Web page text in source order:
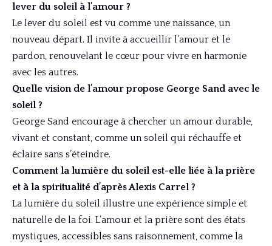
lever du soleil à l’amour ?
Le lever du soleil est vu comme une naissance, un
nouveau départ. Il invite à accueillir l’amour et le
pardon, renouvelant le cœur pour vivre en harmonie
avec les autres.
Quelle vision de l’amour propose George Sand avec le
soleil ?
George Sand encourage à chercher un amour durable,
vivant et constant, comme un soleil qui réchauffe et
éclaire sans s’éteindre.
Comment la lumière du soleil est-elle liée à la prière
et à la spiritualité d’après Alexis Carrel ?
La lumière du soleil illustre une expérience simple et
naturelle de la foi. L’amour et la prière sont des états
mystiques, accessibles sans raisonnement, comme la